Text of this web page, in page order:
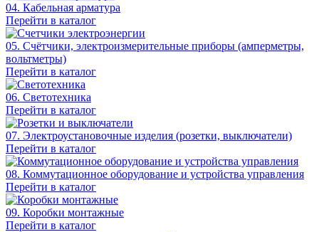
04. Кабельная арматура
Перейти в каталог
05. Счётчики, электроизмерительные приборы (амперметры,
вольтметры)
Перейти в каталог
06. Светотехника
Перейти в каталог
07. Электроустановочные изделия (розетки, выключатели)
Перейти в каталог
08. Коммутационное оборудование и устройства управления
Перейти в каталог
09. Коробки монтажные
Перейти в каталог